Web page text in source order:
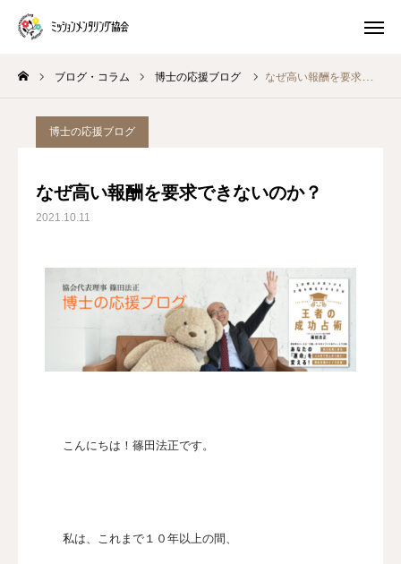
ブログ・コラム 博士の応援ブログ なぜ高い報酬を要求できないのか？
博士の応援ブログ
なぜ高い報酬を要求できないのか？
2021.10.11
こんにちは！篠田法正です。
私は、これまで１０年以上の間、
プレ講座
トイロキャラ解説
ミッションメンタリングとは